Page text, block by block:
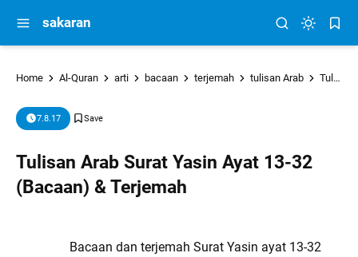
sakaran
Home Al-Quran arti bacaan terjemah tulisan Arab Tulisan Arab Surat Yasin Ayat 13-32 (Bacaan) & Terjemah
7.8.17
Tulisan Arab Surat Yasin Ayat 13-32
(Bacaan) & Terjemah
Bacaan dan terjemah Surat Yasin ayat 13-32